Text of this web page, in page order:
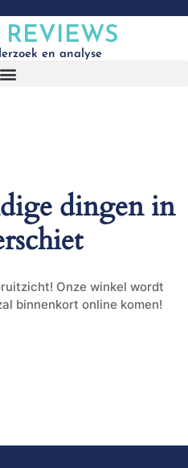
en analyse
dingen in
Onze winkel wordt
binnenkort online komen!